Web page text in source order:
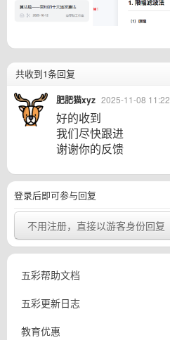
共收到1条回复
肥肥猫xyz 2025-11-08 11:22
好的收到
我们尽快跟进
谢谢你的反馈
登录后即可参与回复
不用注册，直接以游客身份回复
五彩帮助文档
五彩更新日志
教育优惠